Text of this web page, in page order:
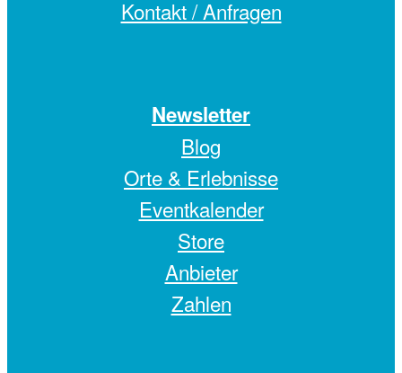
Kontakt / Anfragen
Newsletter
Blog
Orte & Erlebnisse
Eventkalender
Store
Anbieter
Zahlen